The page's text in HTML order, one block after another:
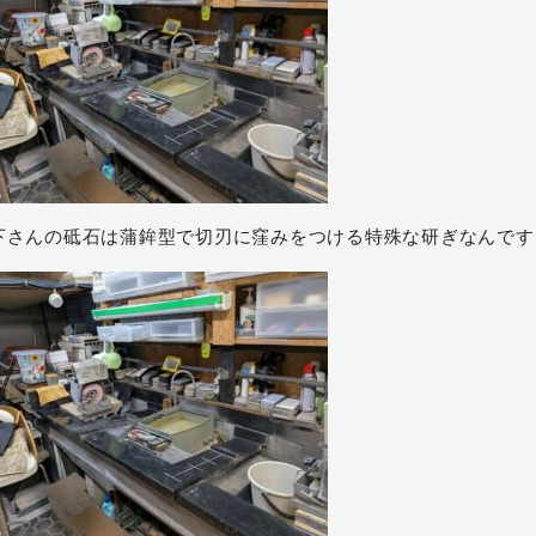
さんの砥石は蒲鉾型で切刃に窪みをつける特殊な研ぎなんで